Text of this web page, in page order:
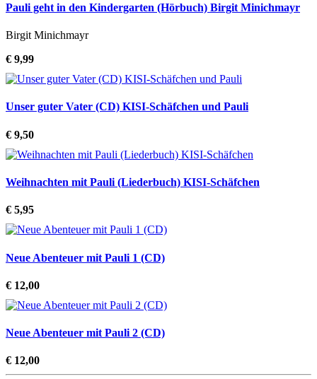
Pauli geht in den Kindergarten (Hörbuch) Birgit Minichmayr
Birgit Minichmayr
€ 9,99
Unser guter Vater (CD) KISI-Schäfchen und Pauli
€ 9,50
Weihnachten mit Pauli (Liederbuch) KISI-Schäfchen
€ 5,95
Neue Abenteuer mit Pauli 1 (CD)
€ 12,00
Neue Abenteuer mit Pauli 2 (CD)
€ 12,00